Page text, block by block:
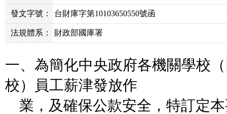
發文字號： 台財庫字第10103650550號函
法規體系： 財政部國庫署
一、為簡化中央政府各機關學校
校）員工薪津發放作
業，及確保公款安全，特訂定